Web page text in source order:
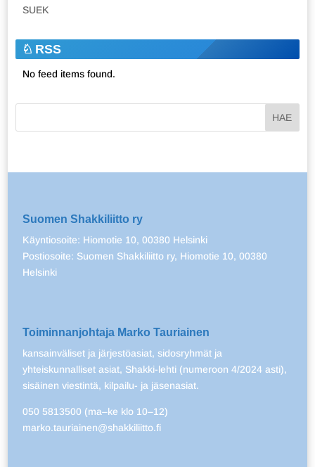
SUEK
RSS
No feed items found.
Suomen Shakkiliitto ry
Käyntiosoite: Hiomotie 10, 00380 Helsinki
Postiosoite: Suomen Shakkiliitto ry, Hiomotie 10, 00380
Helsinki
Toiminnanjohtaja Marko Tauriainen
kansainväliset ja järjestöasiat, sidosryhmät ja
yhteiskunnalliset asiat, Shakki-lehti (numeroon 4/2024 asti),
sisäinen viestintä, kilpailu- ja jäsenasiat.
050 5813500 (ma–ke klo 10–12)
marko.tauriainen@shakkiliitto.fi